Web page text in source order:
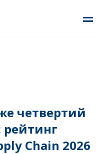
четвертий
рейтинг
Chain 2026